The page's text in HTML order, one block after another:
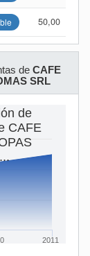
50,00
de CAFE
SRL
de
CAFE
2011